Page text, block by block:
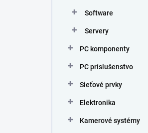
Software
Servery
PC komponenty
PC príslušenstvo
Sieťové prvky
Elektronika
Kamerové systémy